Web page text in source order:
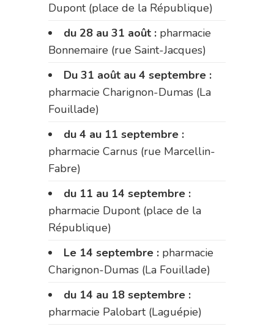
Dupont (place de la République)
du 28 au 31 août : pharmacie
Bonnemaire (rue Saint-Jacques)
Du 31 août au 4 septembre :
pharmacie Charignon-Dumas (La
Fouillade)
du 4 au 11 septembre :
pharmacie Carnus (rue Marcellin-
Fabre)
du 11 au 14 septembre :
pharmacie Dupont (place de la
République)
Le 14 septembre : pharmacie
Charignon-Dumas (La Fouillade)
du 14 au 18 septembre :
pharmacie Palobart (Laguépie)